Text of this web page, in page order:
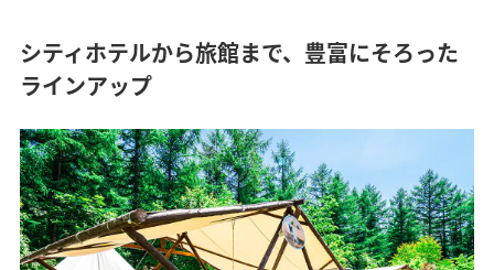
シティホテルから旅館まで、豊富にそろった
ラインアップ